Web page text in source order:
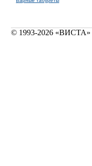
© 1993-2026 «ВИСТА»